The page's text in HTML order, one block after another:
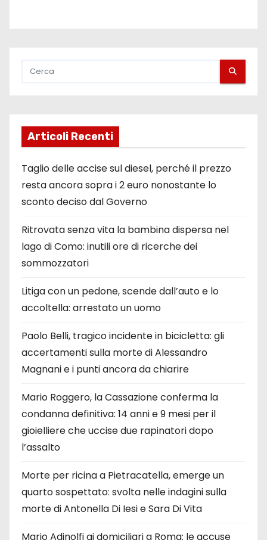
Articoli Recenti
Taglio delle accise sul diesel, perché il prezzo
resta ancora sopra i 2 euro nonostante lo
sconto deciso dal Governo
Ritrovata senza vita la bambina dispersa nel
lago di Como: inutili ore di ricerche dei
sommozzatori
Litiga con un pedone, scende dall’auto e lo
accoltella: arrestato un uomo
Paolo Belli, tragico incidente in bicicletta: gli
accertamenti sulla morte di Alessandro
Magnani e i punti ancora da chiarire
Mario Roggero, la Cassazione conferma la
condanna definitiva: 14 anni e 9 mesi per il
gioielliere che uccise due rapinatori dopo
l’assalto
Morte per ricina a Pietracatella, emerge un
quarto sospettato: svolta nelle indagini sulla
morte di Antonella Di Iesi e Sara Di Vita
Mario Adinolfi ai domiciliari a Roma: le accuse